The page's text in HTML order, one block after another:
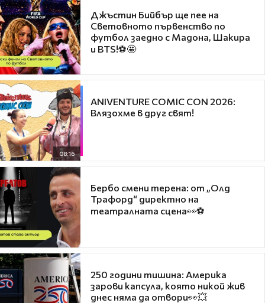
Джъстин Бийбър ще пее на
Световното първенство по
футбол заедно с Мадона, Шакира
и BTS!⚽🤩
08:16
ANIVENTURE COMIC CON 2026:
Влязохме в друг свят!
Бербо смени терена: от „Олд
Трафорд“ директно на
театралната сцена👀⚽
250 години тишина: Америка
зарови капсула, която никой жив
днес няма да отвори👀💥